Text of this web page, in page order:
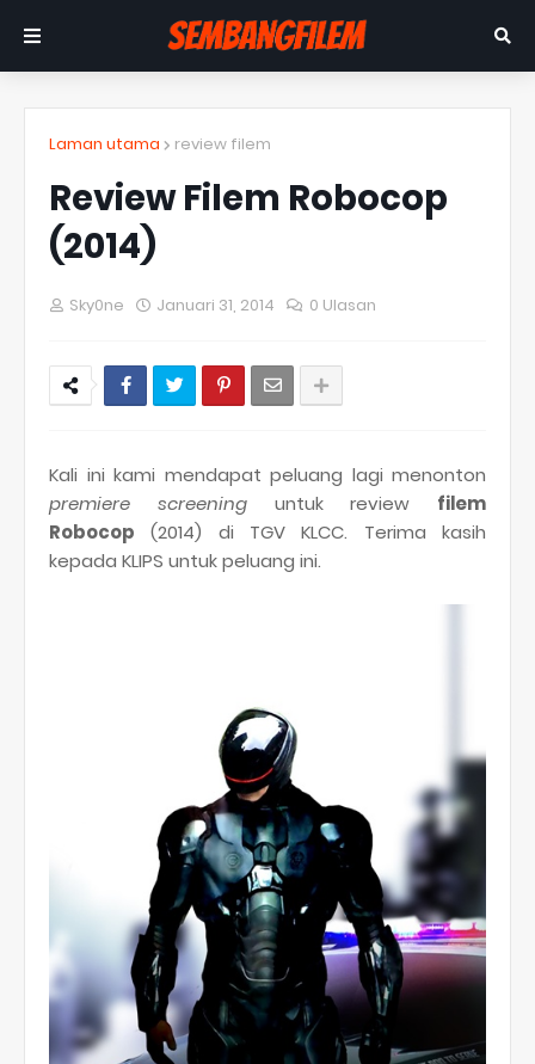
Laman utama review filem
Review Filem Robocop
(2014)
Sky0ne Januari 31, 2014 0 Ulasan
Kali ini kami mendapat peluang lagi menonton
premiere screeninguntuk review filem
Robocop (2014) di TGV KLCC. Terima kasih
kepada KLIPS untuk peluang ini.